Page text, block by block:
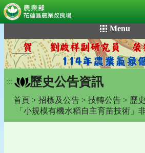
到
主
要
內
容
Menu
::: 歷史公告資訊
首頁 > 招標及公告 > 技轉公告 > 歷
「小規模有機水稻自主育苗技術」